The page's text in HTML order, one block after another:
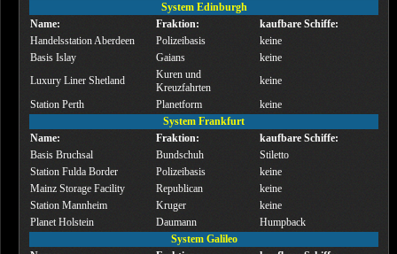
System Edinburgh
Name:
Fraktion:
kaufbare Schiffe:
Handelsstation Aberdeen
Polizeibasis
keine
Basis Islay
Gaians
keine
Luxury Liner Shetland
Kuren und
Kreuzfahrten
keine
Station Perth
Planetform
keine
System Frankfurt
Name:
Fraktion:
kaufbare Schiffe:
Basis Bruchsal
Bundschuh
Stiletto
Station Fulda Border
Polizeibasis
keine
Mainz Storage Facility
Republican
keine
Station Mannheim
Kruger
keine
Planet Holstein
Daumann
Humpback
System Galileo